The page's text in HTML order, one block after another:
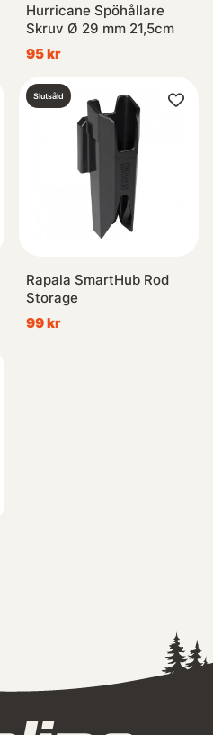
Hurricane Spöhållare
Skruv Ø 29 mm 21,5cm
95 kr
Slutsåld
Rapala SmartHub Rod
Storage
99 kr